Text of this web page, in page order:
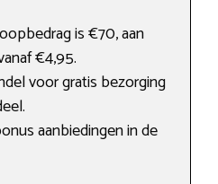
is €70, aan
€4,95.
voor gratis bezorging
aanbiedingen in de